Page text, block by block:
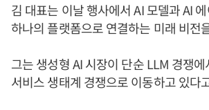
김 대표는 이날 행사에서 AI 모델과 AI
하나의 플랫폼으로 연결하는 미래 비전
그는 생성형 AI 시장이 단순 LLM 경쟁
서비스 생태계 경쟁으로 이동하고 있다